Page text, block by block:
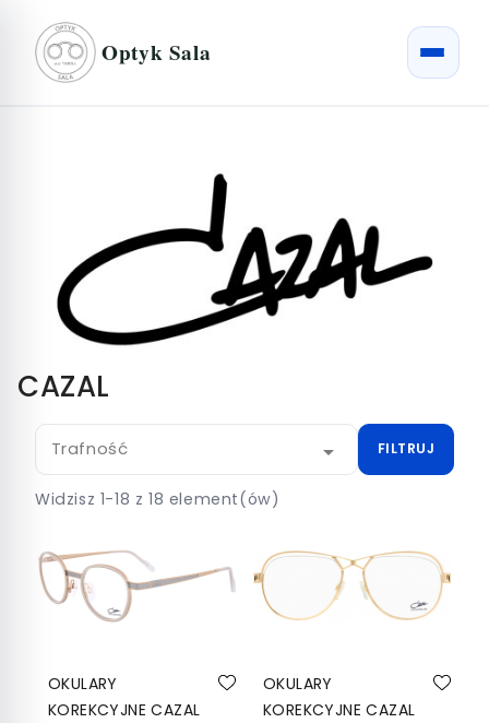
Optyk Sala
CAZAL
Trafność  FILTRUJ
Widzisz 1-18 z 18 element(ów)
OKULARY
KOREKCYJNE CAZAL
OKULARY
KOREKCYJNE CAZAL